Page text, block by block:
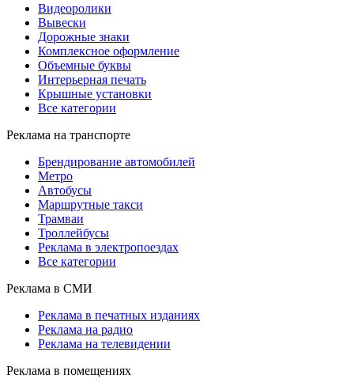
Видеоролики
Вывески
Дорожные знаки
Комплексное оформление
Объемные буквы
Интерьерная печать
Крышные установки
Все категории
Реклама на транспорте
Брендирование автомобилей
Метро
Автобусы
Маршрутные такси
Трамваи
Троллейбусы
Реклама в электропоездах
Все категории
Реклама в СМИ
Реклама в печатных изданиях
Реклама на радио
Реклама на телевидении
Реклама в помещениях